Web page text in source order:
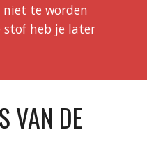
niet te worden
stof heb je later
VAN DE